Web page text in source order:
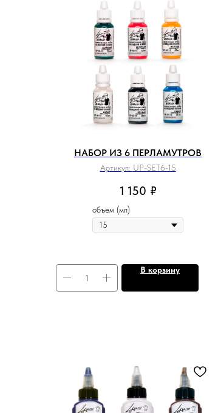
НАБОР ИЗ 6 ПЕРЛАМУТРОВ
Артикул: UP-SET6-15
1 150 ₽
объем (мл)
В корзину